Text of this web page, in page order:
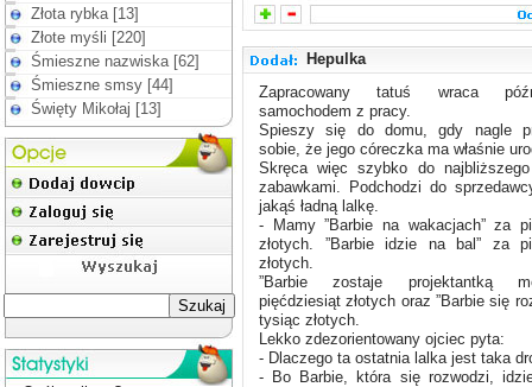
Złota rybka [13]
Złote myśli [220]
Śmieszne nazwiska [62]
Śmieszne smsy [44]
Święty Mikołaj [13]
Hepulka
Zapracowany tatuś wraca
samochodem z pracy.
Spieszy się do domu, gdy nagle
sobie, że jego córeczka ma właśnie
Skręca więc szybko do
zabawkami. Podchodzi do
jakąś ładną lalkę.
- Mamy ”Barbie na wakacjach” za
złotych. ”Barbie idzie na bal” za
złotych.
”Barbie zostaje projektantką
pięćdziesiąt złotych oraz ”Barbie się
tysiąc złotych.
Lekko zdezorientowany ojciec pyta:
- Dlaczego ta ostatnia lalka jest taka
- Bo Barbie, która się rozwodzi,